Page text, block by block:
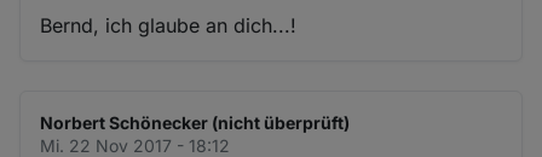
Bernd, ich glaube an dich...!
Norbert Schönecker (nicht überprüft)
Mi. 22 Nov 2017 - 18:12